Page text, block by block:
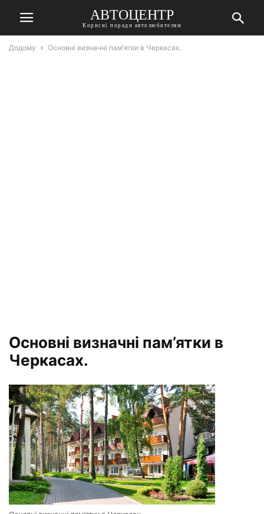
АВТОЦЕНТР
Корисні поради автолюбителям
Додому Основні визначні пам’ятки в Черкасах.
Основні визначні пам’ятки в
Черкасах.